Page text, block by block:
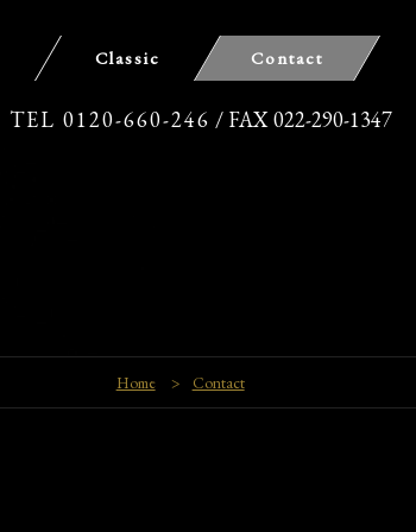
TEL 0120-660-246 / FAX 022-290-1347
Classic Contact
Home > Contact